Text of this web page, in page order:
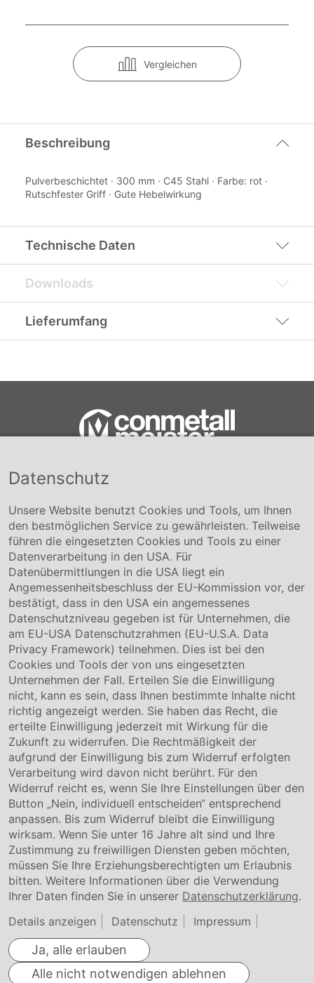
Vergleichen
Beschreibung
Pulverbeschichtet · 300 mm · C45 Stahl · Farbe: rot ·
Rutschfester Griff · Gute Hebelwirkung
Technische Daten
Downloads
Lieferumfang
Conmetall Meister GmbH
+49 5141-180
info@conmetallmeister.de
www.conmetallmeister.de
Unternehmen
Über uns
Compliance
Hinweisgebersystem
Karriere
Service & Kontakt
Kontakt
Downloads
Garantiebedingungen
Zertifikate
Rechtliches
Impressum
AGB
Datenschutz
Cookie Einstellung
Datenschutz
Unsere Website benutzt Cookies und Tools, um Ihnen
den bestmöglichen Service zu gewährleisten. Teilweise
führen die eingesetzten Cookies und Tools zu einer
Datenverarbeitung in den USA. Für
Datenübermittlungen in die USA liegt ein
Angemessenheitsbeschluss der EU-Kommission vor, der
bestätigt, dass in den USA ein angemessenes
Datenschutzniveau gegeben ist für Unternehmen, die
am EU-USA Datenschutzrahmen (EU-U.S.A. Data
Privacy Framework) teilnehmen. Dies ist bei den
Cookies und Tools der von uns eingesetzten
Unternehmen der Fall. Erteilen Sie die Einwilligung
nicht, kann es sein, dass Ihnen bestimmte Inhalte nicht
richtig angezeigt werden. Sie haben das Recht, die
erteilte Einwilligung jederzeit mit Wirkung für die
Zukunft zu widerrufen. Die Rechtmäßigkeit der
aufgrund der Einwilligung bis zum Widerruf erfolgten
Verarbeitung wird davon nicht berührt. Für den
Widerruf reicht es, wenn Sie Ihre Einstellungen über den
Button „Nein, individuell entscheiden“ entsprechend
anpassen. Bis zum Widerruf bleibt die Einwilligung
wirksam. Wenn Sie unter 16 Jahre alt sind und Ihre
Zustimmung zu freiwilligen Diensten geben möchten,
müssen Sie Ihre Erziehungsberechtigten um Erlaubnis
bitten. Weitere Informationen über die Verwendung
Ihrer Daten finden Sie in unserer Datenschutzerklärung.
Details anzeigen
Datenschutz Impressum
Ja, alle erlauben
Alle nicht notwendigen ablehnen